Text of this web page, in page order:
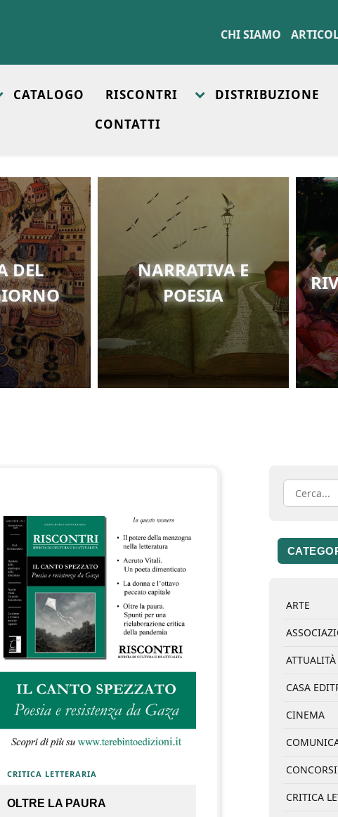
CHI SIAMO
CATALOGO RISCONTRI
DISTRIBUZIONE
CONTATTI
DEL
NARRATIVA E
POESIA
ARTE
ATTUALITÀ
CASA
CINEMA
CRITICA
CRITICA LETTERARIA
OLTRE LA PAURA